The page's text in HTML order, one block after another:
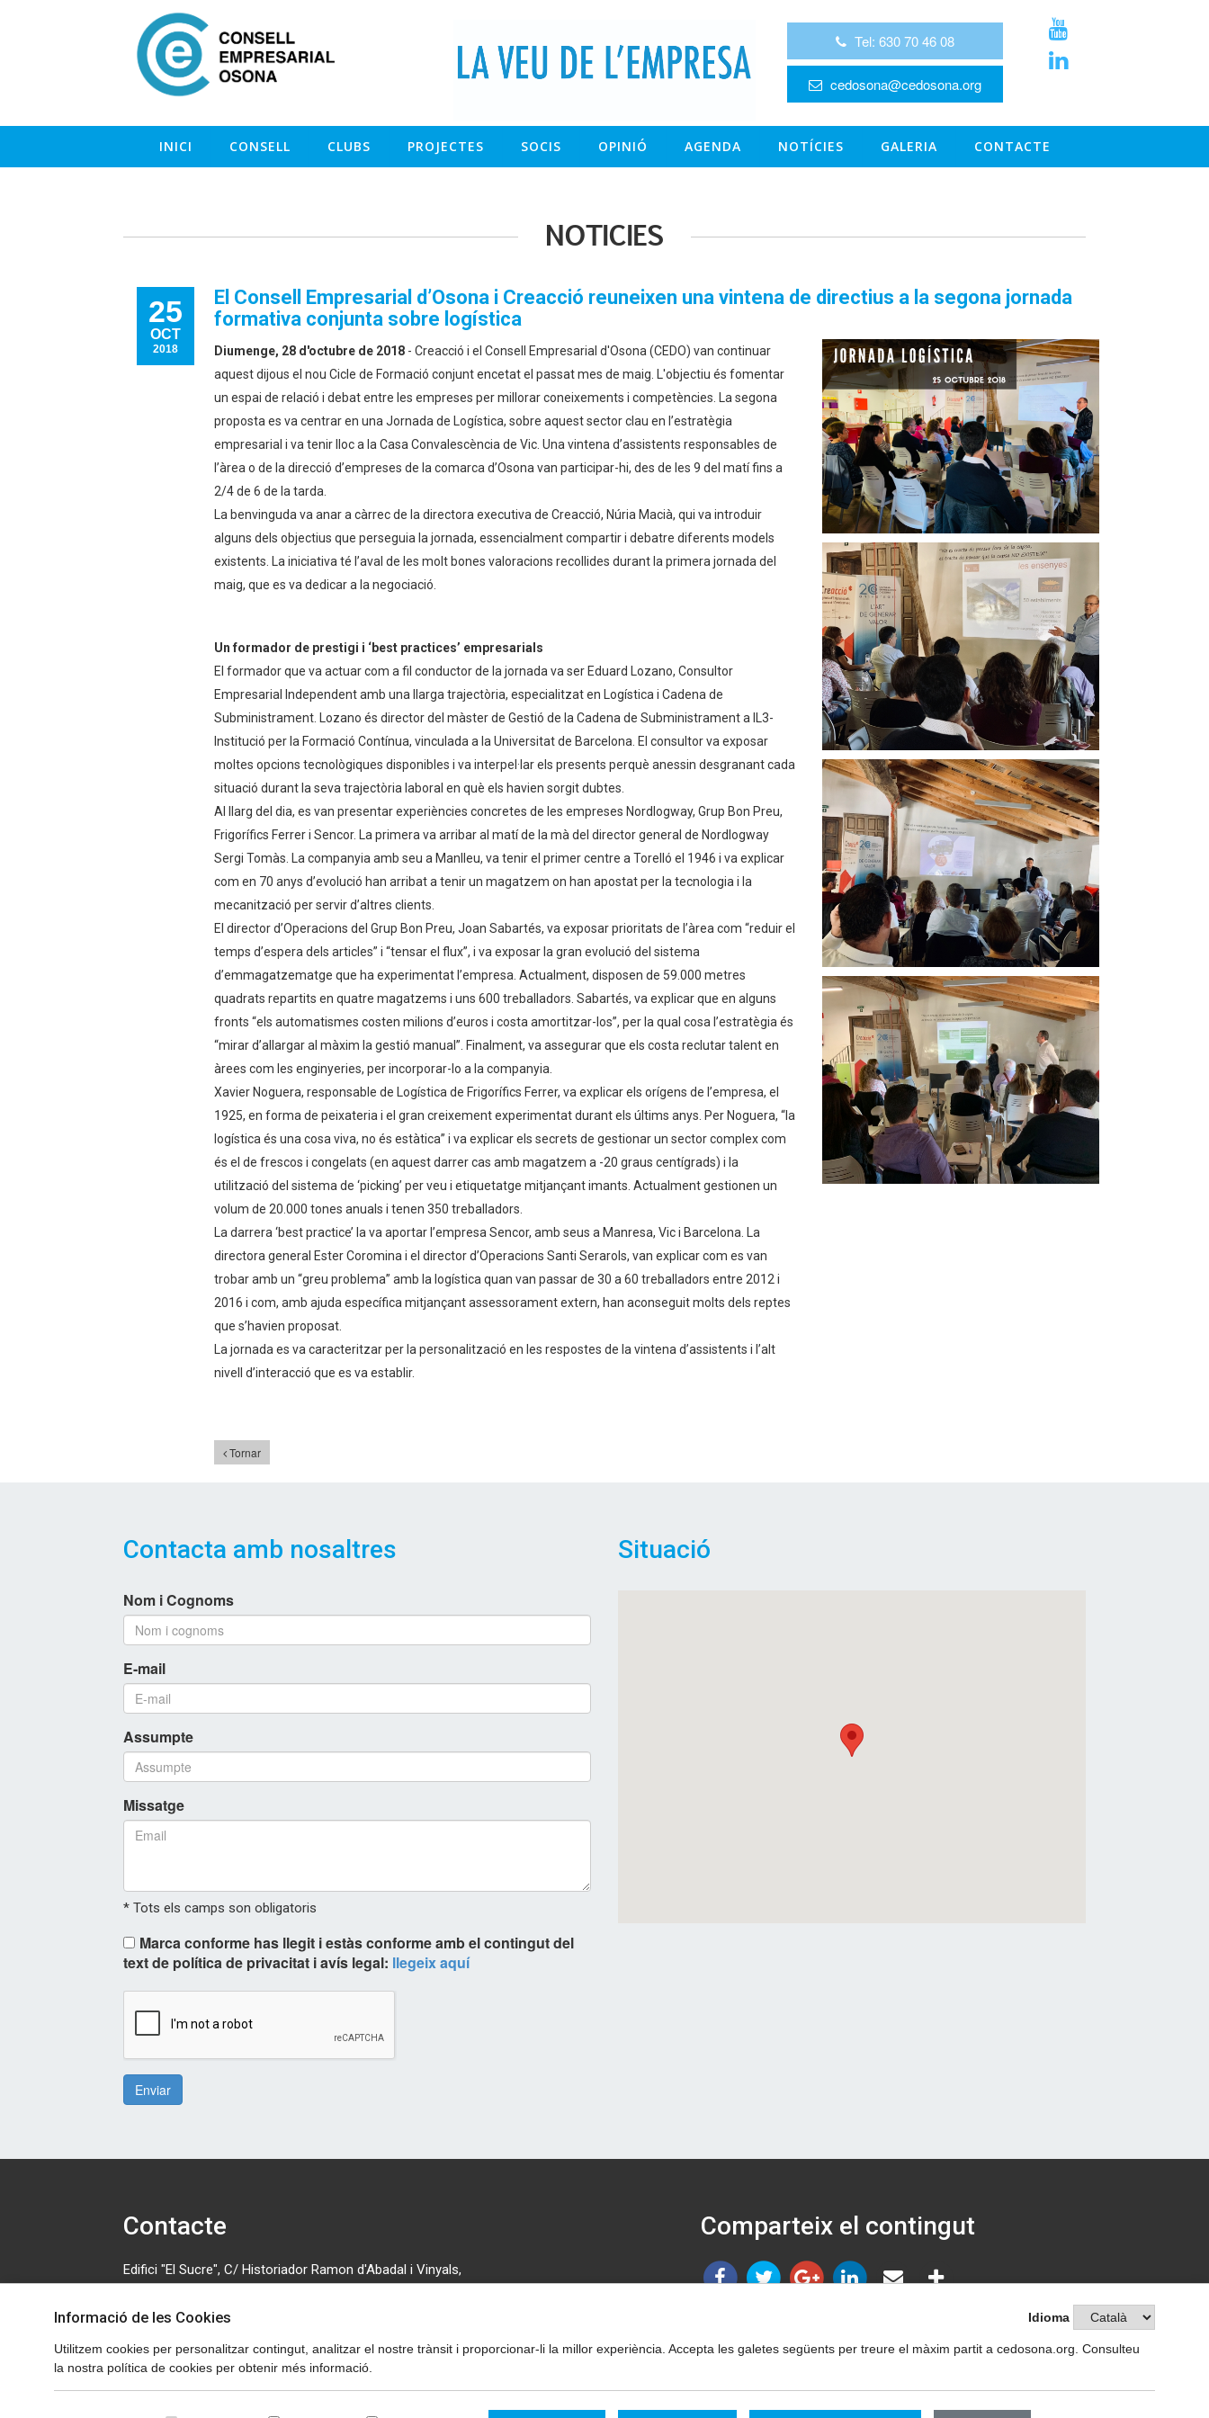
Tel: 630 70 46 08
cedosona@cedosona.org
INICI CONSELL CLUBS PROJECTES SOCIS OPINIÓ AGENDA NOTÍCIES GALERIA CONTACTE
NOTICIES
25
OCT
2018
El Consell Empresarial d’Osona i Creacció reuneixen una vintena de directius a la segona jornada
formativa conjunta sobre logística
Diumenge, 28 d'octubre de 2018- Creacció i el Consell Empresarial d'Osona (CEDO) van continuar
aquest dijous el nou Cicle de Formació conjunt encetat el passat mes de maig. L'objectiu és fomentar
un espai de relació i debat entre les empreses per millorar coneixements i competències. La segona
proposta es va centrar en una Jornada de Logística, sobre aquest sector clau en l’estratègia
empresarial i va tenir lloc a la Casa Convalescència de Vic. Una vintena d’assistents responsables de
l’àrea o de la direcció d’empreses de la comarca d’Osona van participar-hi, des de les 9 del matí fins a
2/4 de 6 de la tarda.
La benvinguda va anar a càrrec de la directora executiva de Creacció, Núria Macià, qui va introduir
alguns dels objectius que perseguia la jornada, essencialment compartir i debatre diferents models
existents. La iniciativa té l’aval de les molt bones valoracions recollides durant la primera jornada del
maig, que es va dedicar a la negociació.
Un formador de prestigi i ‘best practices’ empresarials
El formador que va actuar com a fil conductor de la jornada va ser Eduard Lozano, Consultor
Empresarial Independent amb una llarga trajectòria, especialitzat en Logística i Cadena de
Subministrament. Lozano és director del màster de Gestió de la Cadena de Subministrament a IL3-
Institució per la Formació Contínua, vinculada a la Universitat de Barcelona. El consultor va exposar
moltes opcions tecnològiques disponibles i va interpel·lar els presents perquè anessin desgranant cada
situació durant la seva trajectòria laboral en què els havien sorgit dubtes.
Al llarg del dia, es van presentar experiències concretes de les empreses Nordlogway, Grup Bon Preu,
Frigorífics Ferrer i Sencor. La primera va arribar al matí de la mà del director general de Nordlogway
Sergi Tomàs. La companyia amb seu a Manlleu, va tenir el primer centre a Torelló el 1946 i va explicar
com en 70 anys d’evolució han arribat a tenir un magatzem on han apostat per la tecnologia i la
mecanització per servir d’altres clients.
El director d’Operacions del Grup Bon Preu, Joan Sabartés, va exposar prioritats de l’àrea com “reduir el
temps d’espera dels articles” i “tensar el flux”, i va exposar la gran evolució del sistema
d’emmagatzematge que ha experimentat l’empresa. Actualment, disposen de 59.000 metres
quadrats repartits en quatre magatzems i uns 600 treballadors. Sabartés, va explicar que en alguns
fronts “els automatismes costen milions d’euros i costa amortitzar-los”, per la qual cosa l’estratègia és
“mirar d’allargar al màxim la gestió manual”. Finalment, va assegurar que els costa reclutar talent en
àrees com les enginyeries, per incorporar-lo a la companyia.
Xavier Noguera, responsable de Logística de Frigorífics Ferrer, va explicar els orígens de l’empresa, el
1925, en forma de peixateria i el gran creixement experimentat durant els últims anys. Per Noguera, “la
logística és una cosa viva, no és estàtica” i va explicar els secrets de gestionar un sector complex com
és el de frescos i congelats (en aquest darrer cas amb magatzem a -20 graus centígrads) i la
utilització del sistema de ‘picking’ per veu i etiquetatge mitjançant imants. Actualment gestionen un
volum de 20.000 tones anuals i tenen 350 treballadors.
La darrera ‘best practice’ la va aportar l’empresa Sencor, amb seus a Manresa, Vic i Barcelona. La
directora general Ester Coromina i el director d’Operacions Santi Serarols, van explicar com es van
trobar amb un “greu problema” amb la logística quan van passar de 30 a 60 treballadors entre 2012 i
2016 i com, amb ajuda específica mitjançant assessorament extern, han aconseguit molts dels reptes
que s’havien proposat.
La jornada es va caracteritzar per la personalització en les respostes de la vintena d’assistents i l’alt
nivell d’interacció que es va establir.
Tornar
Contacta amb nosaltres
Nom i Cognoms
E-mail
Assumpte
Missatge
* Tots els camps son obligatoris
Marca conforme has llegit i estàs conforme amb el contingut del
text de política de privacitat i avís legal: llegeix aquí
Enviar
Situació
Contacte
Edifici "El Sucre", C/ Historiador Ramon d'Abadal i Vinyals,
cedosona@cedosona.org
Política de cookies
Avís legal
Comparteix el contingut
Informació de les Cookies Idioma
Utilitzem cookies per personalitzar contingut, analitzar el nostre trànsit i proporcionar-li la millor experiència. Accepta les galetes següents per treure el màxim partit a cedosona.org. Consulteu
la nostra política de cookies per obtenir més informació.